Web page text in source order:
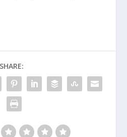
SHARE: